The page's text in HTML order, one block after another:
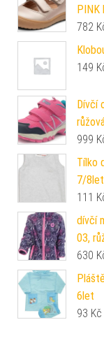
PINK
782
149
Dívčí
999
Tílko
7/8let
111
dívčí
03,
630
6let
93 Kč